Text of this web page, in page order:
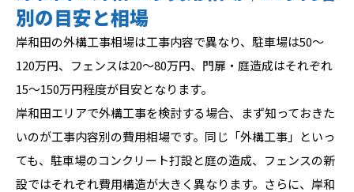
別の目安と相場
岸和田の外構工事相場は工事内容で異なり、駐車場は50〜
120万円、フェンスは20〜80万円、門扉・庭造成はそれぞれ
15〜150万円程度が目安となります。
岸和田エリアで外構工事を検討する場合、まず知っておきた
いのが工事内容別の費用相場です。同じ「外構工事」といっ
ても、駐車場のコンクリート打設と庭の造成、フェンスの新
設ではそれぞれ費用構造が大きく異なります。さらに、岸和